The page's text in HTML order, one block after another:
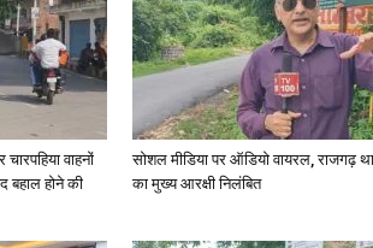
Today
Hindi
वाहनों
बहाल होने की
सोशल मीडिया पर ऑडियो वायरल, राजगढ़
का मुख्य आरक्षी निलंबित